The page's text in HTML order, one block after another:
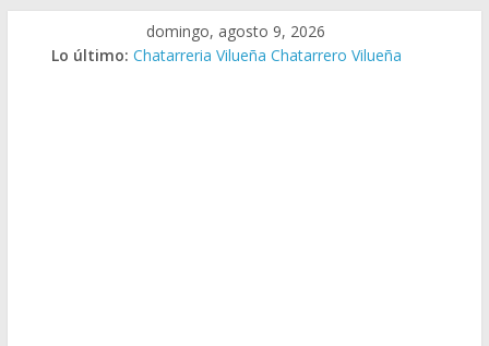
domingo, agosto 9, 2026
Lo último: Chatarreria Vilueña Chatarrero Vilueña